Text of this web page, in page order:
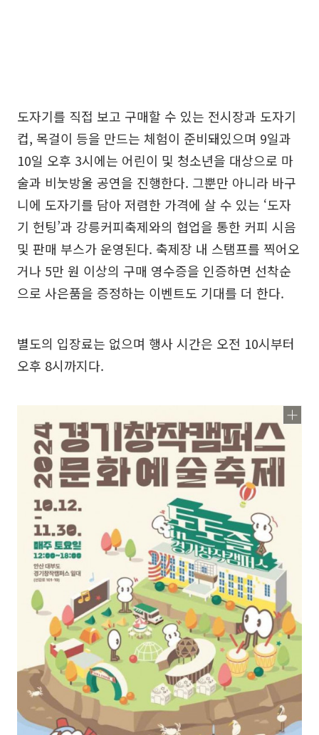
도자기를 직접 보고 구매할 수 있는 전시장과 도자기
컵, 목걸이 등을 만드는 체험이 준비돼있으며 9일과
10일 오후 3시에는 어린이 및 청소년을 대상으로 마
술과 비눗방울 공연을 진행한다. 그뿐만 아니라 바구
니에 도자기를 담아 저렴한 가격에 살 수 있는 ‘도자
기 헌팅’과 강릉커피축제와의 협업을 통한 커피 시음
및 판매 부스가 운영된다. 축제장 내 스탬프를 찍어오
거나 5만 원 이상의 구매 영수증을 인증하면 선착순
으로 사은품을 증정하는 이벤트도 기대를 더 한다.
별도의 입장료는 없으며 행사 시간은 오전 10시부터
오후 8시까지다.